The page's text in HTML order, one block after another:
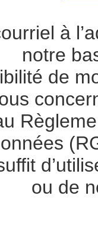
à
notre
de
ou de